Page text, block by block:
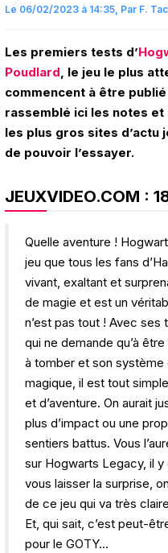
Le 06/02/2023 à 14:35, Par F.
Les premiers tests d’
Poudlard, le jeu le plus
commencent à être
rassemblé ici les notes
les plus gros sites d’actu
de pouvoir l’essayer.
JEUXVIDEO.COM :
Quelle aventure !
jeu que tous les fans
vivant, exaltant et
de magie et est un
n’est pas tout ! Avec
qui ne demande qu’à
à tomber et son système
magique, il est tout
et d’aventure. On aurait
plus d’impact ou une
sentiers battus. Vous
sur Hogwarts Legacy, il
vous laisser la surprise,
de ce jeu qui va très
Et, qui sait, c’est peut-
pour le GOTY…